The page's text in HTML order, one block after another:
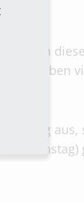
ab. An
haben